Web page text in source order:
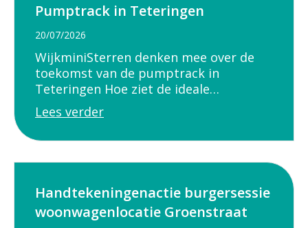
Pumptrack in Teteringen
20/07/2026
WijkminiSterren denken mee over de
toekomst van de pumptrack in
Teteringen Hoe ziet de ideale…
Lees verder
Handtekeningenactie burgersessie
woonwagenlocatie Groenstraat